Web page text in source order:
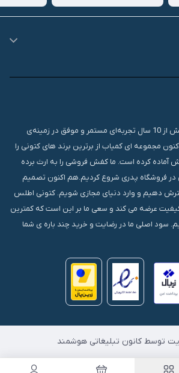
تنظیماتکتونی اطلس با بیش از 10 سال تجربه‌ای مستمر و موفق در زمینه‌ی
مجموعه ای کمیاب از برترین برند های کتونی را
آماده کرده است. ما کفش فروشی را به ارث برده
در فروشگاه پدری شروع کردیم.هم اکنون تصمیم
دهیم و وارد دنیای مجازی شویم. کتونی اطلس
کیفیت عرضه می کند و سعی ما بر این است که کمترین
سود اصلی ما در رضایت و خرید چند باره ی شما
توسط کانون تبلیغاتی هوشمند